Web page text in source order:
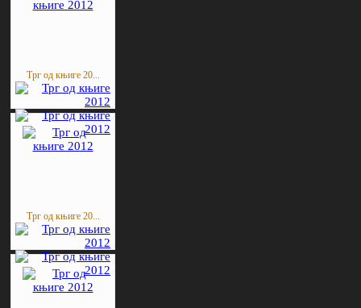
Трг од књиге 20...
Трг од књиге 20...